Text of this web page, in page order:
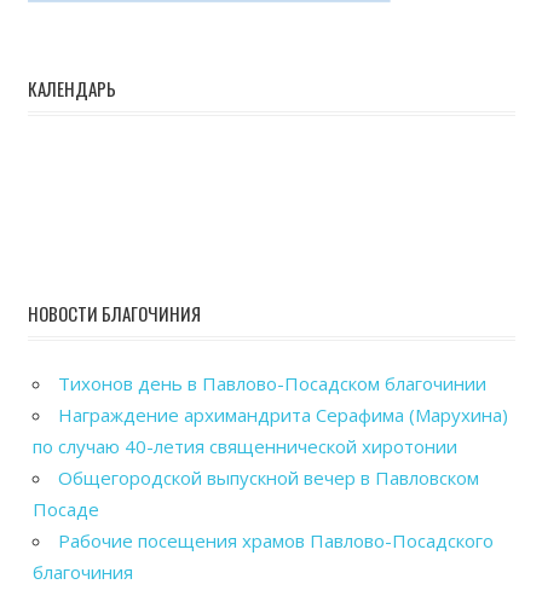
КАЛЕНДАРЬ
НОВОСТИ БЛАГОЧИНИЯ
Тихонов день в Павлово-Посадском благочинии
Награждение архимандрита Серафима (Марухина)
по случаю 40-летия священнической хиротонии
Общегородской выпускной вечер в Павловском
Посаде
Рабочие посещения храмов Павлово-Посадского
благочиния